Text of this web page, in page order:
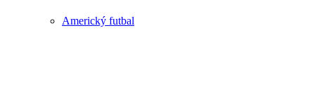
Americký futbal